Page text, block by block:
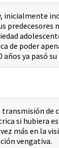
inicialmente
de poder
ya pasó
de
si hubiera
más en la
vengativa.